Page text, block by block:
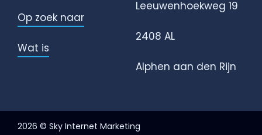
Op zoek naar
Wat is
Leeuwenhoekweg 19
2408 AL
Alphen aan den Rijn
2026 © Sky Internet Marketing